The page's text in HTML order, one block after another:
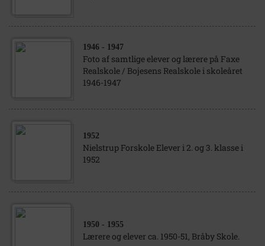
1946 - 1947
Foto af samtlige elever og lærere på Faxe
Realskole / Bojesens Realskole i skoleåret
1946-1947
1952
Nielstrup Forskole Elever i 2. og 3. klasse i
1952
1950 - 1955
Lærere og elever ca. 1950-51, Bråby Skole.